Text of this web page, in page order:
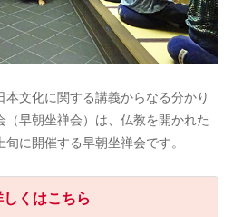
文化に関する講義からなる分かり
早朝坐禅会）は、仏教を開かれた
に開催する早朝坐禅会です。
しくはこちら